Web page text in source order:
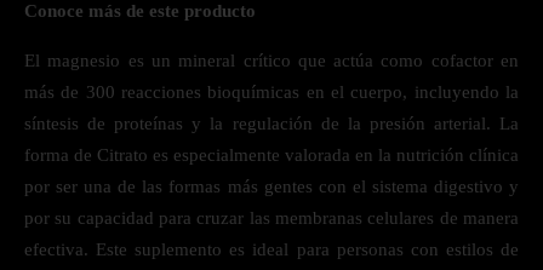
Conoce más de este producto
El magnesio es un mineral crítico que actúa como cofactor en
más de 300 reacciones bioquímicas en el cuerpo, incluyendo la
síntesis de proteínas y la regulación de la presión arterial. La
forma de Citrato es especialmente valorada en la nutrición clínica
por ser una de las formas más gentes con el sistema digestivo y
por su capacidad para cruzar las membranas celulares de manera
efectiva. Este suplemento es ideal para personas con estilos de